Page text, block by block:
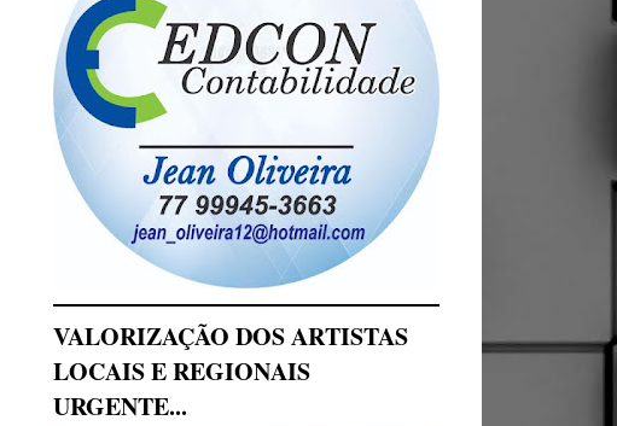
VALORIZAÇÃO DOS ARTISTAS
LOCAIS E REGIONAIS
URGENTE...